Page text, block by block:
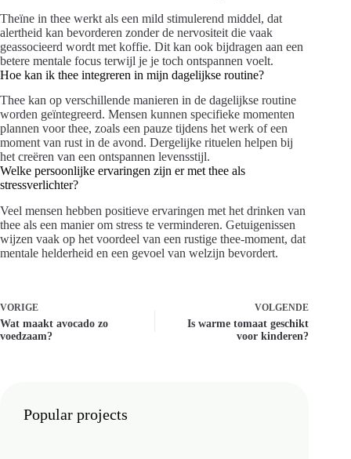
Theïne in thee werkt als een mild stimulerend middel, dat
alertheid kan bevorderen zonder de nervositeit die vaak
geassocieerd wordt met koffie. Dit kan ook bijdragen aan een
betere mentale focus terwijl je je toch ontspannen voelt.
Hoe kan ik thee integreren in mijn dagelijkse routine?
Thee kan op verschillende manieren in de dagelijkse routine
worden geïntegreerd. Mensen kunnen specifieke momenten
plannen voor thee, zoals een pauze tijdens het werk of een
moment van rust in de avond. Dergelijke rituelen helpen bij
het creëren van een ontspannen levensstijl.
Welke persoonlijke ervaringen zijn er met thee als
stressverlichter?
Veel mensen hebben positieve ervaringen met het drinken van
thee als een manier om stress te verminderen. Getuigenissen
wijzen vaak op het voordeel van een rustige thee-moment, dat
mentale helderheid en een gevoel van welzijn bevordert.
VORIGE
Wat maakt avocado zo
voedzaam?
VOLGENDE
Is warme tomaat geschikt
voor kinderen?
Popular projects